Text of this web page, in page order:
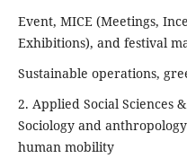
Event, MICE (Meetings,
Exhibitions), and festival
Sustainable operations,
2. Applied Social Sciences
Sociology and
human mobility